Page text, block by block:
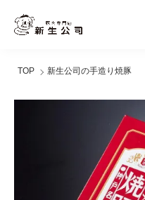
TOP 新生公司の手造り焼豚